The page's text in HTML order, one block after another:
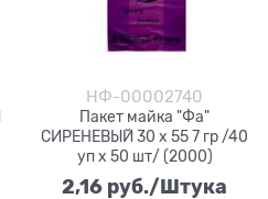
НФ-00002740
Пакет майка "Фа"
СИРЕНЕВЫЙ 30 х 55 7 гр /40
уп х 50 шт/ (2000)
2,16 руб./Штука